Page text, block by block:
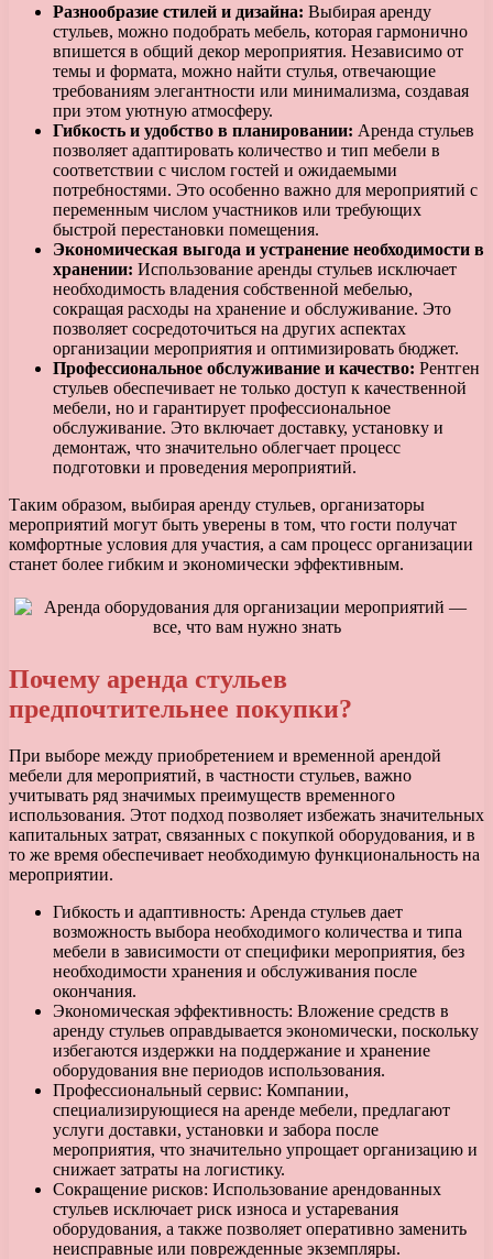
Разнообразие стилей и дизайна: Выбирая аренду
стульев, можно подобрать мебель, которая гармонично
впишется в общий декор мероприятия. Независимо от
темы и формата, можно найти стулья, отвечающие
требованиям элегантности или минимализма, создавая
при этом уютную атмосферу.
Гибкость и удобство в планировании: Аренда стульев
позволяет адаптировать количество и тип мебели в
соответствии с числом гостей и ожидаемыми
потребностями. Это особенно важно для мероприятий с
переменным числом участников или требующих
быстрой перестановки помещения.
Экономическая выгода и устранение необходимости в
хранении: Использование аренды стульев исключает
необходимость владения собственной мебелью,
сокращая расходы на хранение и обслуживание. Это
позволяет сосредоточиться на других аспектах
организации мероприятия и оптимизировать бюджет.
Профессиональное обслуживание и качество: Рентген
стульев обеспечивает не только доступ к качественной
мебели, но и гарантирует профессиональное
обслуживание. Это включает доставку, установку и
демонтаж, что значительно облегчает процесс
подготовки и проведения мероприятий.
Таким образом, выбирая аренду стульев, организаторы
мероприятий могут быть уверены в том, что гости получат
комфортные условия для участия, а сам процесс организации
станет более гибким и экономически эффективным.
Почему аренда стульев
предпочтительнее покупки?
При выборе между приобретением и временной арендой
мебели для мероприятий, в частности стульев, важно
учитывать ряд значимых преимуществ временного
использования. Этот подход позволяет избежать значительных
капитальных затрат, связанных с покупкой оборудования, и в
то же время обеспечивает необходимую функциональность на
мероприятии.
Гибкость и адаптивность: Аренда стульев дает
возможность выбора необходимого количества и типа
мебели в зависимости от специфики мероприятия, без
необходимости хранения и обслуживания после
окончания.
Экономическая эффективность: Вложение средств в
аренду стульев оправдывается экономически, поскольку
избегаются издержки на поддержание и хранение
оборудования вне периодов использования.
Профессиональный сервис: Компании,
специализирующиеся на аренде мебели, предлагают
услуги доставки, установки и забора после
мероприятия, что значительно упрощает организацию и
снижает затраты на логистику.
Сокращение рисков: Использование арендованных
стульев исключает риск износа и устаревания
оборудования, а также позволяет оперативно заменить
неисправные или поврежденные экземпляры.